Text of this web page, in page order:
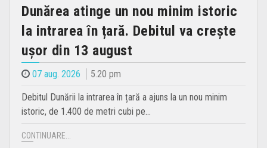
Dunărea atinge un nou minim istoric
la intrarea în țară. Debitul va crește
ușor din 13 august
07 aug. 2026 5.20 pm
Debitul Dunării la intrarea în țară a ajuns la un nou minim
istoric, de 1.400 de metri cubi pe…
CONTINUARE...